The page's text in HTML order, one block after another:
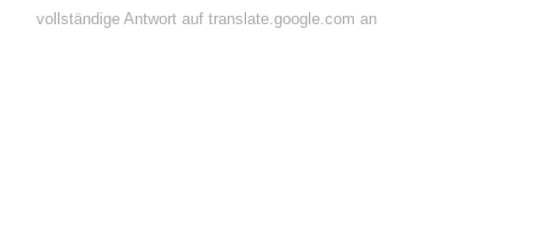
vollständige Antwort auf translate.google.com an